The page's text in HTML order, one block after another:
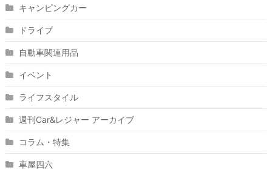
キャンピングカー
ドライブ
自動車関連用品
イベント
ライフスタイル
週刊Car&レジャー アーカイブ
コラム・特集
車屋四六